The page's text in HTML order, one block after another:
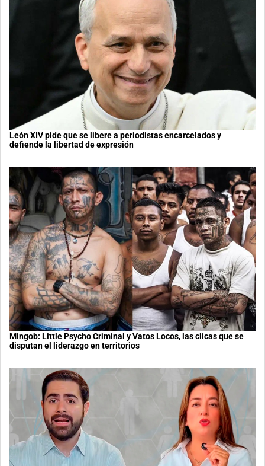
León XIV pide que se libere a periodistas encarcelados y
defiende la libertad de expresión
Mingob: Little Psycho Criminal y Vatos Locos, las clicas que se
disputan el liderazgo en territorios